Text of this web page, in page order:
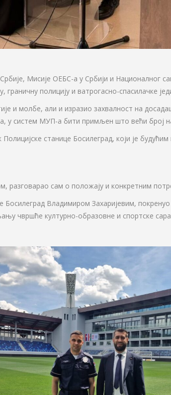
Мисије ОЕБС-а у Србији и Националног
граничну полицију и ватрогасно-спасилачке
и молбе, али и изразио захвалност на
у систем МУП-а бити примљен што већи број
станице Босилеград, који је
сам о положају и конкретним
Босилеград Владимиром Захаријевим,
чвршће културно-образовне и спортске